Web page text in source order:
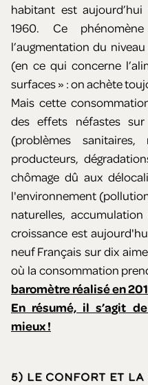
habitant est aujourd’hui
1960. Ce
l’augmentation du
(en ce qui concerne
surfaces » : on achète
Mais cette
des effets néfastes
(problèmes
producteurs,
chômage dû aux
l'environnement
naturelles,
croissance est
neuf Français sur dix
où la consommation
baromètre réalisé en
En résumé, il s’agit
mieux !
5) LE CONFORT ET